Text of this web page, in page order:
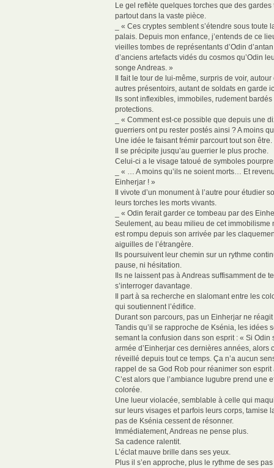
Le gel reflète quelques torches que des
partout dans la vaste pièce.
_ « Ces cryptes semblent s’étendre sous toute
palais. Depuis mon enfance, j’entends de ce
vieilles tombes de représentants d’Odin
d’anciens artefacts vidés du cosmos qu’Odin
songe Andreas. »
Il fait le tour de lui-même, surpris de voir,
autres présentoirs, autant de soldats en garde
Ils sont inflexibles, immobiles, rudement
protections.
_ « Comment est-ce possible que depuis une
guerriers ont pu rester postés ainsi ? A moins
Une idée le faisant frémir parcourt tout son être.
Il se précipite jusqu’au guerrier le plus proche.
Celui-ci a le visage tatoué de symboles
_ « … A moins qu’ils ne soient morts… Et
Einherjar ! »
Il vivote d’un monument à l’autre pour étudier
leurs torches les morts vivants.
_ « Odin ferait garder ce tombeau par des
Seulement, au beau milieu de cet immobilisme
est rompu depuis son arrivée par les
aiguilles de l’étrangère.
Ils poursuivent leur chemin sur un rythme
pause, ni hésitation.
Ils ne laissent pas à Andreas suffisamment de
s’interroger davantage.
Il part à sa recherche en slalomant entre les
qui soutiennent l’édifice.
Durant son parcours, pas un Einherjar ne
Tandis qu’il se rapproche de Ksénia, les idées
semant la confusion dans son esprit : « Si Odin
armée d’Einherjar ces dernières années, alors
réveillé depuis tout ce temps. Ça n’a aucun
rappel de sa God Rob pour réanimer son esprit
C’est alors que l’ambiance lugubre prend une
colorée.
Une lueur violacée, semblable à celle qui
sur leurs visages et parfois leurs corps, tamise
pas de Ksénia cessent de résonner.
Immédiatement, Andreas ne pense plus.
Sa cadence ralentit.
L’éclat mauve brille dans ses yeux.
Plus il s’en approche, plus le rythme de ses